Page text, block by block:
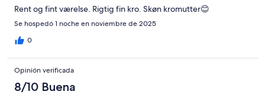
Rent og fint værelse. Rigtig fin kro. Skøn kromutter😊
Se hospedó 1 noche en noviembre de 2025
0
Opinión verificada
8/10 Buena